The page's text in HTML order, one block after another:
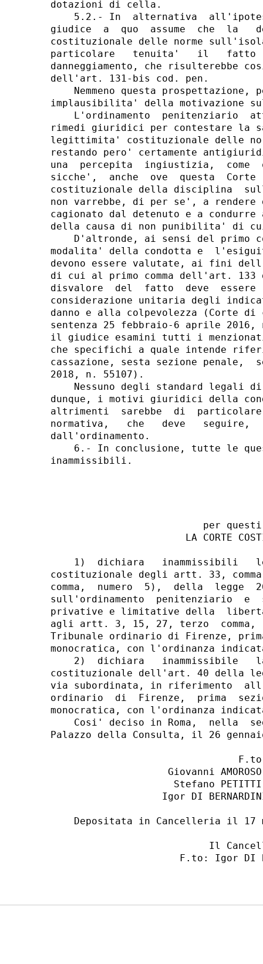
per
LA CORTE
1)  dichiara   inammissibili
costituzionale degli artt. 33,
comma,  numero  5),  della  legge
sull'ordinamento  penitenziario  e
privative e limitative della
agli artt. 3, 15, 27, terzo
Tribunale ordinario di Firenze,
monocratica, con l'ordinanza
2)  dichiara   inammissibile
costituzionale dell'art. 40 della
via subordinata, in riferimento
ordinario  di  Firenze,  prima
monocratica, con l'ordinanza
Cosi' deciso in Roma,  nella
Palazzo della Consulta, il 26
Giovanni
Stefano
Igor DI
Depositata in Cancelleria il
Il
F.to: Igor